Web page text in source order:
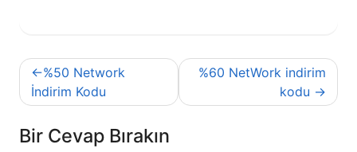
Yazı
gezinmesi
%50 Network
İndirim Kodu
%60 NetWork indirim
kodu
Bir Cevap Bırakın